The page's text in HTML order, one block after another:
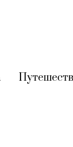
(current)